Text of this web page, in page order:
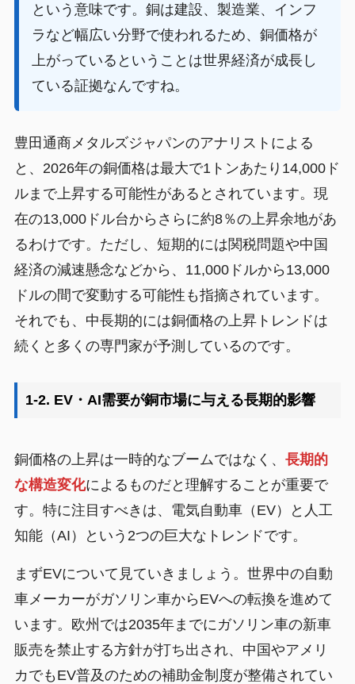
という意味です。銅は建設、製造業、インフ
ラなど幅広い分野で使われるため、銅価格が
上がっているということは世界経済が成長し
ている証拠なんですね。
豊田通商メタルズジャパンのアナリストによる
と、2026年の銅価格は最大で1トンあたり14,000ド
ルまで上昇する可能性があるとされています。現
在の13,000ドル台からさらに約8％の上昇余地があ
るわけです。ただし、短期的には関税問題や中国
経済の減速懸念などから、11,000ドルから13,000
ドルの間で変動する可能性も指摘されています。
それでも、中長期的には銅価格の上昇トレンドは
続くと多くの専門家が予測しているのです。
1-2. EV・AI需要が銅市場に与える長期的影響
銅価格の上昇は一時的なブームではなく、 長期的
な構造変化によるものだと理解することが重要で
す。特に注目すべきは、電気自動車（EV）と人工
知能（AI）という2つの巨大なトレンドです。
まずEVについて見ていきましょう。世界中の自動
車メーカーがガソリン車からEVへの転換を進めて
います。欧州では2035年までにガソリン車の新車
販売を禁止する方針が打ち出され、中国やアメリ
カでもEV普及のための補助金制度が整備されてい